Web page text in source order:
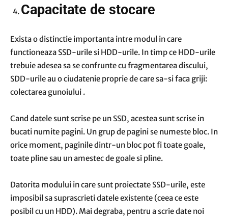
Capacitate de stocare
Exista o distinctie importanta intre modul in care
functioneaza SSD-urile si HDD-urile. In timp ce HDD-urile
trebuie adesea sa se confrunte cu fragmentarea discului,
SDD-urile au o ciudatenie proprie de care sa-si faca griji:
colectarea gunoiului .
Cand datele sunt scrise pe un SSD, acestea sunt scrise in
bucati numite pagini. Un grup de pagini se numeste bloc. In
orice moment, paginile dintr-un bloc pot fi toate goale,
toate pline sau un amestec de goale si pline.
Datorita modului in care sunt proiectate SSD-urile, este
imposibil sa suprascrieti datele existente (ceea ce este
posibil cu un HDD). Mai degraba, pentru a scrie date noi